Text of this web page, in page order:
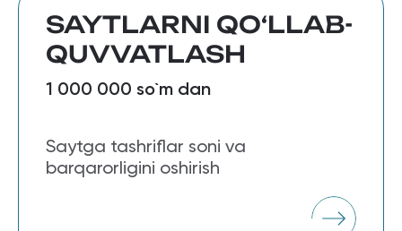
SAYTLARNI QO‘LLAB-
QUVVATLASH
1 000 000 so`m dan
Saytga tashriflar soni va
barqarorligini oshirish